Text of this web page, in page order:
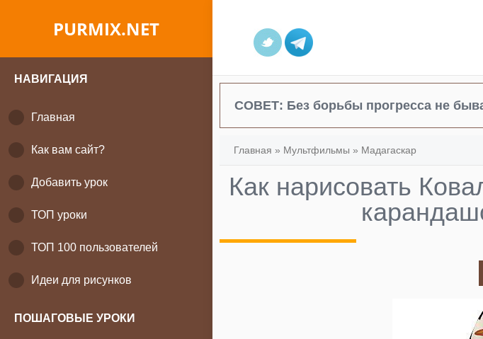
PURMIX.NET
НАВИГАЦИЯ
Главная
Как вам сайт?
Добавить урок
ТОП уроки
ТОП 100 пользователей
Идеи для рисунков
ПОШАГОВЫЕ УРОКИ
СОВЕТ: Без борьбы прогресса не
Главная » Мультфильмы » Мадагаскар
Как нарисовать